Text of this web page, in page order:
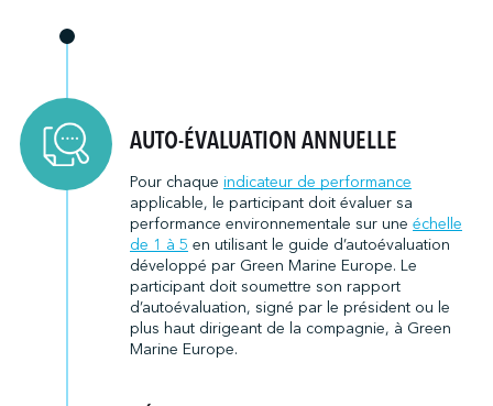
AUTO-ÉVALUATION ANNUELLE
Pour chaque indicateur de performance
applicable, le participant doit évaluer sa
performance environnementale sur une échelle
de 1 à 5 en utilisant le guide d’autoévaluation
développé par Green Marine Europe. Le
participant doit soumettre son rapport
d’autoévaluation, signé par le président ou le
plus haut dirigeant de la compagnie, à Green
Marine Europe.